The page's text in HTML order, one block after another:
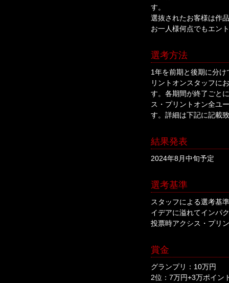
す。
選抜されたお客様は作
お一人様何点でもエン
選考方法
1年を前期と後期に分
リントオンスタッフに
す。各期間が終了ごと
ス・プリントオン全ユ
す。詳細は下記に記載
結果発表
2024年8月中旬予定
選考基準
スタッフによる選考基
イデアに溢れてインパ
投票時アクシス・プリ
賞金
グランプリ：10万円
2位：7万円+3万ポイン